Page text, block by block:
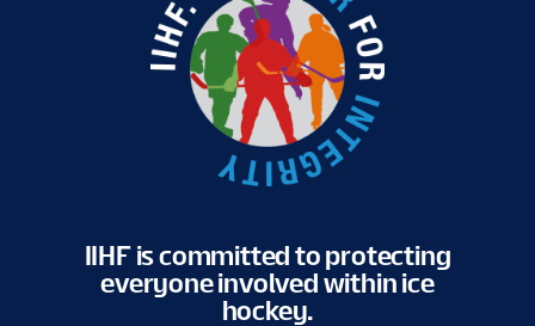
IIHF is committed to protecting
everyone involved within ice
hockey.